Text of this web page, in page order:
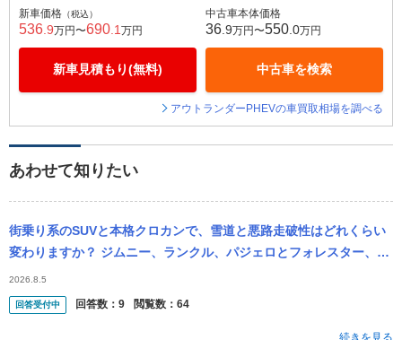
新車価格 （税込）
536 .9万円〜690 .1 万円
新車見積もり(無料)
中古車本体価格
36 .9万円〜550 .0万円
中古車を検索
アウトランダーPHEVの車買取相場を調べる
あわせて知りたい
街乗り系のSUVと本格クロカンで、雪道と悪路走破性はどれくらい
変わりますか？ ジムニー、ランクル、パジェロとフォレスター、R
AV4、エクストレイル、アウトランダーなど。
2026.8.5
回答受付中 回答数： 9 閲覧数： 64
続きを見る